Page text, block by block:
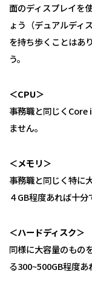
面のディスプレイを
ょう（デュアルディ
を持ち歩くことはあ
う。
＜CPU＞
事務職と同じくCore
ません。
＜メモリ＞
事務職と同じく特に
４GB程度あれば十分
＜ハードディスク＞
同様に大容量のもの
る300~500GB程度あ